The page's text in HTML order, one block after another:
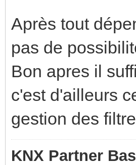
Après tout
pas de
Bon apres il
c'est d'ailleurs
gestion des
KNX Partner